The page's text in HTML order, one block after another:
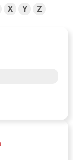
X Y Z